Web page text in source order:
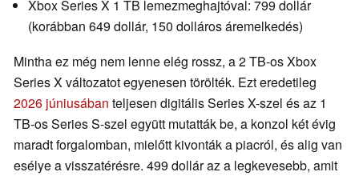
Xbox Series X 1 TB lemezmeghajtóval: 799 dollár
(korábban 649 dollár, 150 dolláros áremelkedés)
Mintha ez még nem lenne elég rossz, a 2 TB-os Xbox
Series X változatot egyenesen törölték. Ezt eredetileg
2026 júniusában teljesen digitális Series X-szel és az 1
TB-os Series S-szel együtt mutatták be, a konzol két évig
maradt forgalomban, mielőtt kivonták a piacról, és alig van
esélye a visszatérésre. 499 dollár az a legkevesebb, amit